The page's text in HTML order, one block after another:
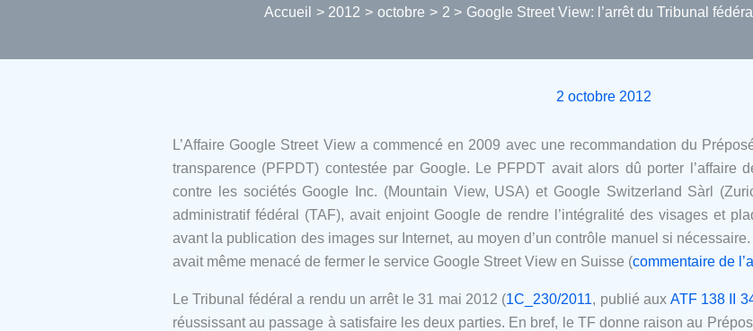
Accueil 2012 octobre 2 Google Street View: l’arrêt du Tribunal
2 octobre 2012
L’Affaire Google Street View a commencé en 2009 avec une recommandation du
transparence (PFPDT) contestée par Google. Le PFPDT avait alors dû porter l’affaire
contre les sociétés Google Inc. (Mountain View, USA) et Google Switzerland Sàrl
administratif fédéral (TAF), avait enjoint Google de rendre l’intégralité des visages et
avant la publication des images sur Internet, au moyen d’un contrôle manuel si
avait même menacé de fermer le service Google Street View en Suisse (commentaire de
Le Tribunal fédéral a rendu un arrêt le 31 mai 2012 (1C_230/2011, publié aux ATF 138 II
réussissant au passage à satisfaire les deux parties. En bref, le TF donne raison au